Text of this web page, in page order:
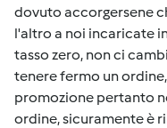
dovuto accorgersene
l'altro a noi incaricate
tasso zero, non ci
tenere fermo un
promozione pertanto
ordine, sicuramente è